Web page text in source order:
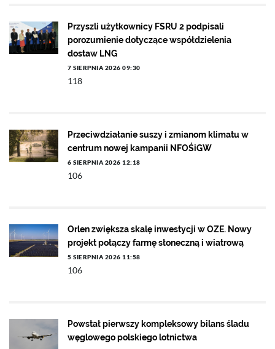
Przyszli użytkownicy FSRU 2 podpisali
porozumienie dotyczące współdzielenia
dostaw LNG
7 SIERPNIA 2026 09:30
118
Przeciwdziałanie suszy i zmianom klimatu w
centrum nowej kampanii NFOŚiGW
6 SIERPNIA 2026 12:18
106
Orlen zwiększa skalę inwestycji w OZE. Nowy
projekt połączy farmę słoneczną i wiatrową
5 SIERPNIA 2026 11:58
106
Powstał pierwszy kompleksowy bilans śladu
węglowego polskiego lotnictwa